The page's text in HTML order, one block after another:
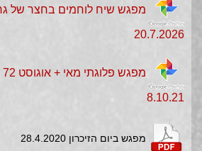
מפגש שיח לוחמים בחצר של
20.7.2026
8.10.21
מפגש ביום הזיכרון 28.4.2020